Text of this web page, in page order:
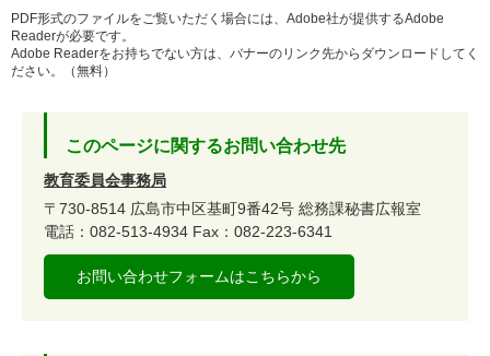
PDF形式のファイルをご覧いただく場合には、Adobe社が提供するAdobe
Readerが必要です。
Adobe Readerをお持ちでない方は、バナーのリンク先からダウンロードしてく
ださい。（無料）
このページに関するお問い合わせ先
教育委員会事務局
〒730-8514 広島市中区基町9番42号 総務課秘書広報室
電話：082-513-4934 Fax：082-223-6341
お問い合わせフォームはこちらから